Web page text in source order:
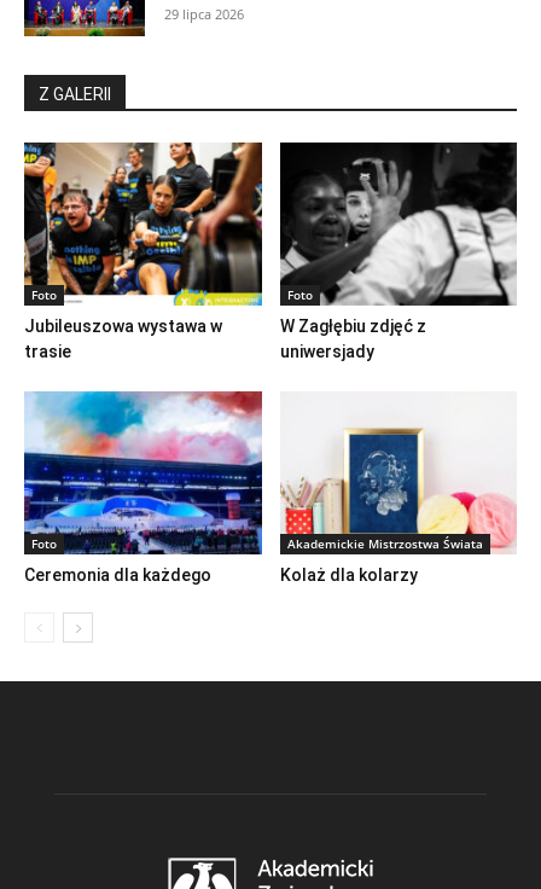
29 lipca 2026
Z GALERII
Foto
Jubileuszowa wystawa w
trasie
Foto
W Zagłębiu zdjęć z
uniwersjady
Foto
Ceremonia dla każdego
Akademickie Mistrzostwa Świata
Kolaż dla kolarzy